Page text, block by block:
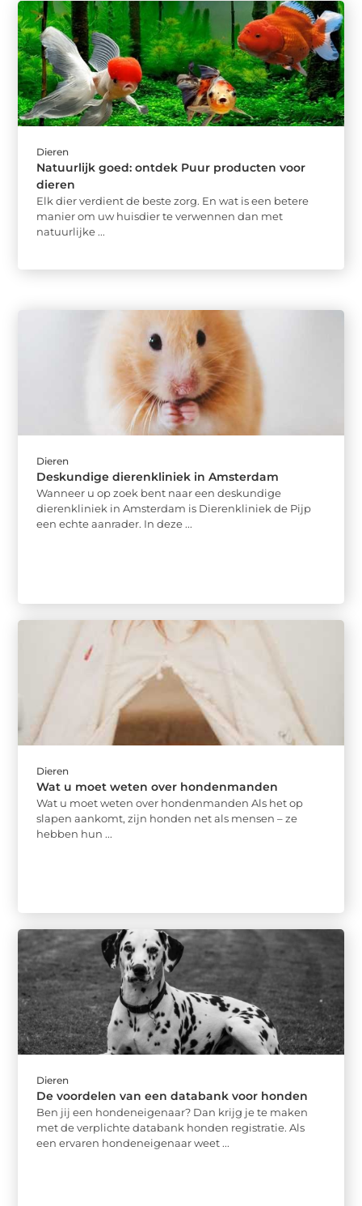
Dieren
Natuurlijk goed: ontdek Puur producten voor
dieren
Elk dier verdient de beste zorg. En wat is een betere
manier om uw huisdier te verwennen dan met
natuurlijke ...
Dieren
Deskundige dierenkliniek in Amsterdam
Wanneer u op zoek bent naar een deskundige
dierenkliniek in Amsterdam is Dierenkliniek de Pijp
een echte aanrader. In deze ...
Dieren
Wat u moet weten over hondenmanden
Wat u moet weten over hondenmanden Als het op
slapen aankomt, zijn honden net als mensen – ze
hebben hun ...
Dieren
De voordelen van een databank voor honden
Ben jij een hondeneigenaar? Dan krijg je te maken
met de verplichte databank honden registratie. Als
een ervaren hondeneigenaar weet ...